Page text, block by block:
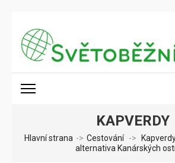
obsah
(stiskněte
Enter)
KAPVERDY
Hlavní strana -> Cestování ->
alternativa Kanárských